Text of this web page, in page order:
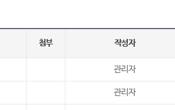
첨부 작성자
관리자
관리자